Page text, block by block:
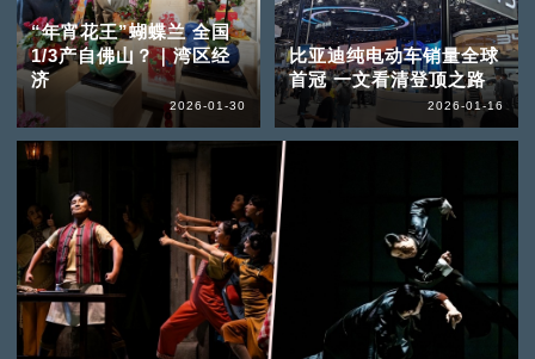
“年宵花王”蝴蝶兰 全国
1/3产自佛山？｜湾区经
济
2026-01-30
比亚迪纯电动车销量全球
首冠 一文看清登顶之路
2026-01-16